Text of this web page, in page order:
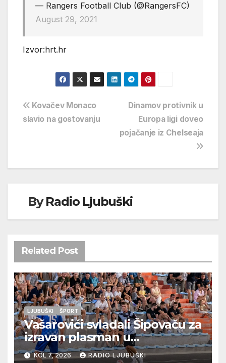
— Rangers Football Club (@RangersFC)
August 29, 2021
Izvor:hrt.hr
Navigacija
objava
Dinamov protivnik u
Europa ligi doveo
pojačanje iz Chelseaja
Kovačev Monaco
slavio na gostovanju
ByRadio Ljubuški
Related Post
LJUBUŠKI ŠPORT
Vašarovići svladali Šipovaču za
izravan plasman u
četvrtfinale, Grab izborio
KOL 7, 2026 RADIO LJUBUŠKI